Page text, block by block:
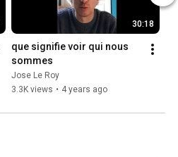
30:18
que signifie voir qui nous
sommes
Jose Le Roy
3.3K views • 4 years ago